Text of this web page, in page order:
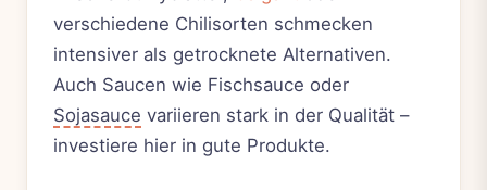
verschiedene Chilisorten schmecken
intensiver als getrocknete Alternativen.
Auch Saucen wie Fischsauce oder
Sojasauce variieren stark in der Qualität –
investiere hier in gute Produkte.